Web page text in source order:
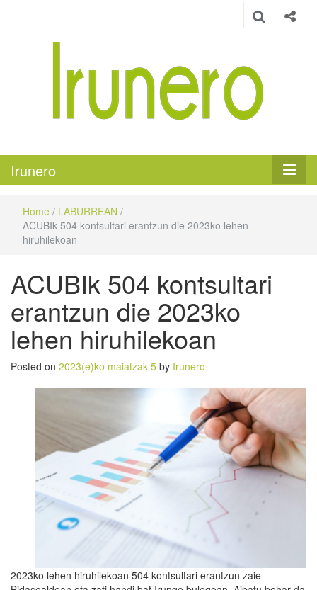
Irunero
Home / LABURREAN /
ACUBIk 504 kontsultari erantzun die 2023ko lehen
hiruhilekoan
ACUBIk 504 kontsultari
erantzun die 2023ko
lehen hiruhilekoan
Posted on 2023(e)ko maiatzak 5 by Irunero
2023ko lehen hiruhilekoan 504 kontsultari erantzun zaie